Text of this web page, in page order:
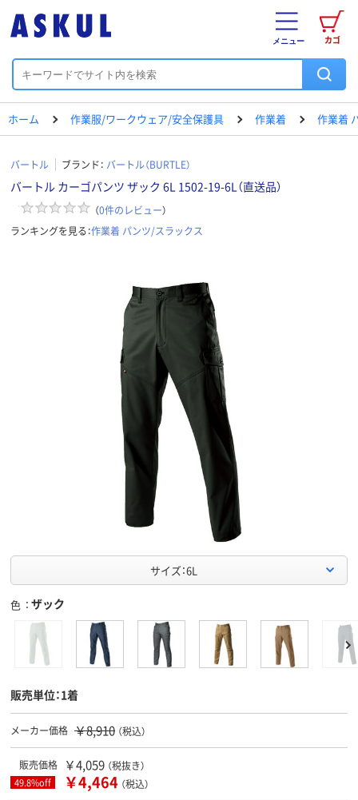
カゴ
メニュー
ホーム 作業服/ワークウェア/安全保護具 作業着 作業着
バートル ブランド： バートル（BURTLE）
バートル カーゴパンツ ザック 6L 1502-19-6L（直送品）
（0件のレビュー）
ランキングを見る：作業着 パンツ/スラックス
サイズ：6L
色 ザック
販売単位：1着
メーカー価格 ￥8,910 （税込）
販売価格 ￥4,059 （税抜き）
49.8%off ￥4,464 （税込）